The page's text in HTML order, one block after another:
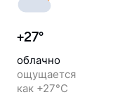
+27°
облачно
ощущается
как +27°C